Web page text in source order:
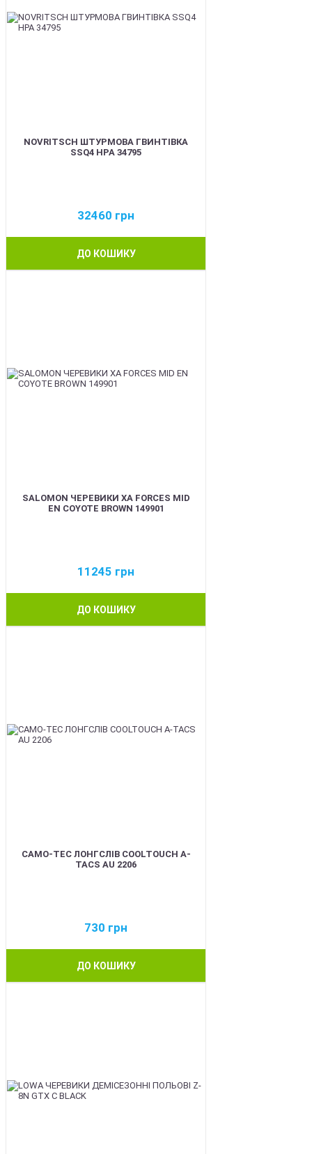
NOVRITSCH ШТУРМОВА ГВИНТІВКА
SSQ4 HPA 34795
32460 грн
ДО КОШИКУ
SALOMON ЧЕРЕВИКИ XA FORCES MID
EN COYOTE BROWN 149901
11245 грн
ДО КОШИКУ
CAMO-TEC ЛОНГСЛІВ COOLTOUCH A-
TACS AU 2206
730 грн
ДО КОШИКУ